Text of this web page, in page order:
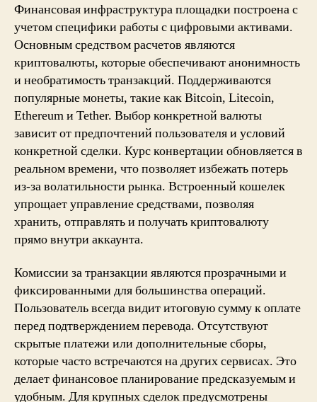
Финансовая инфраструктура площадки построена с
учетом специфики работы с цифровыми активами.
Основным средством расчетов являются
криптовалюты, которые обеспечивают анонимность
и необратимость транзакций. Поддерживаются
популярные монеты, такие как Bitcoin, Litecoin,
Ethereum и Tether. Выбор конкретной валюты
зависит от предпочтений пользователя и условий
конкретной сделки. Курс конвертации обновляется в
реальном времени, что позволяет избежать потерь
из-за волатильности рынка. Встроенный кошелек
упрощает управление средствами, позволяя
хранить, отправлять и получать криптовалюту
прямо внутри аккаунта.
Комиссии за транзакции являются прозрачными и
фиксированными для большинства операций.
Пользователь всегда видит итоговую сумму к оплате
перед подтверждением перевода. Отсутствуют
скрытые платежи или дополнительные сборы,
которые часто встречаются на других сервисах. Это
делает финансовое планирование предсказуемым и
удобным. Для крупных сделок предусмотрены